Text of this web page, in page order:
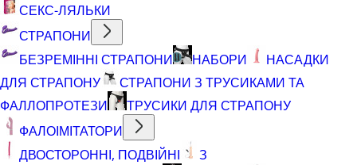
СЕКС-ЛЯЛЬКИ
СТРАПОНИ
БЕЗРЕМІННІ СТРАПОНИ
НАБОРИ
НАСАДКИ
ДЛЯ СТРАПОНУ
СТРАПОНИ З ТРУСИКАМИ ТА
ФАЛЛОПРОТЕЗИ
ТРУСИКИ ДЛЯ СТРАПОНУ
ФАЛОІМІТАТОРИ
ДВОСТОРОННІ, ПОДВІЙНІ
З